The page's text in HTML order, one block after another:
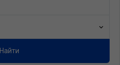
Найти